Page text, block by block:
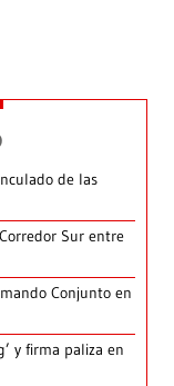
de las
Sur entre
Conjunto en
y firma paliza en